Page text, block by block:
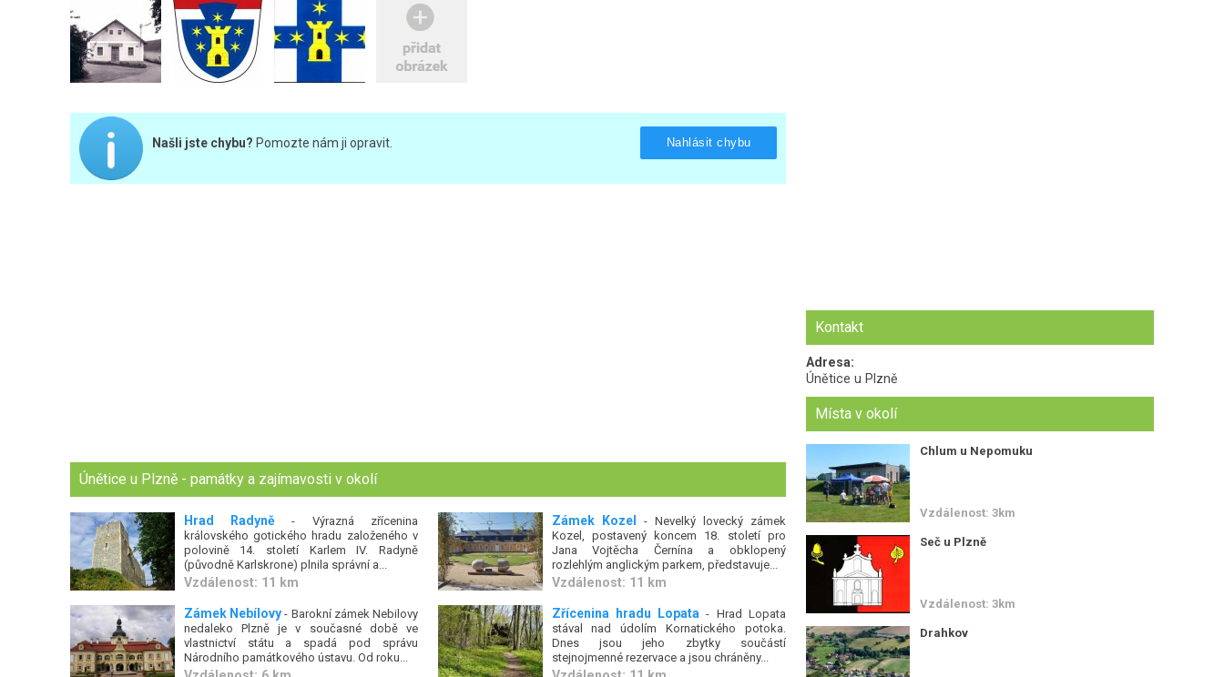
Našli jste chybu? Pomozte nám ji opravit. Nahlásit chybu
Únětice u Plzně - památky a zajímavosti v okolí
Hrad Radyně - Výrazná zřícenina
královského gotického hradu založeného v
polovině 14. století Karlem IV. Radyně
(původně Karlskrone) plnila správní a...
Vzdálenost: 11 km
Zámek Kozel
- Nevelký lovecký zámek
Kozel, postavený koncem 18. století pro
Jana Vojtěcha Černína a obklopený
rozlehlým anglickým parkem, představuje...
Vzdálenost: 11 km
Zámek Nebílovy - Barokní zámek Nebilovy
nedaleko Plzně je v současné době ve
vlastnictví státu a spadá pod správu
Národního památkového ústavu. Od roku...
Zřícenina hradu Lopata - Hrad Lopata
stával nad údolím Kornatického potoka.
Dnes jsou jeho zbytky součástí
stejnojmenné rezervace a jsou chráněny...
Kontakt
Adresa:
Únětice u Plzně
Místa v okolí
Chlum u Nepomuku
Vzdálenost: 3km
Seč u Plzně
Vzdálenost: 3km
Drahkov